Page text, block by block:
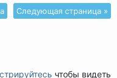
Следующая страница »
чтобы видеть